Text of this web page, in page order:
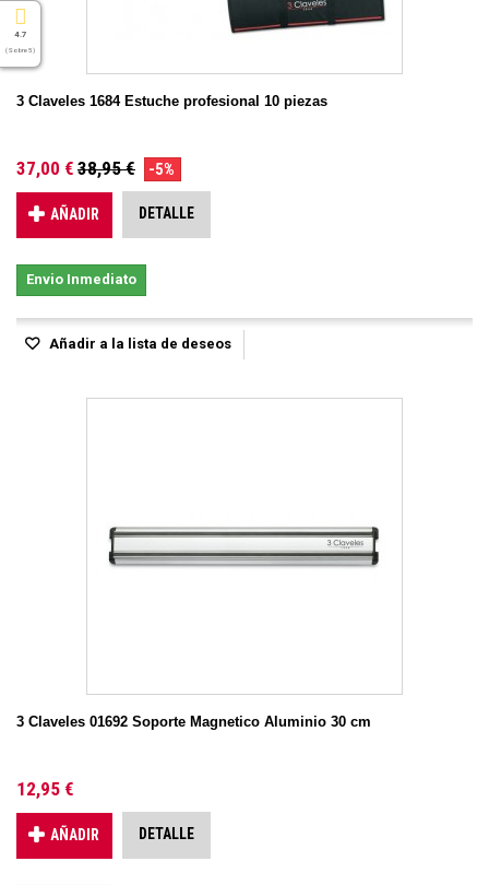
3 Claveles 1684 Estuche profesional 10 piezas
37,00 € 38,95 € -5%
AÑADIR DETALLE
Envio Inmediato
Añadir a la lista de deseos
3 Claveles 01692 Soporte Magnetico Aluminio 30 cm
12,95 €
AÑADIR DETALLE
4.7
( Sobre 5 )